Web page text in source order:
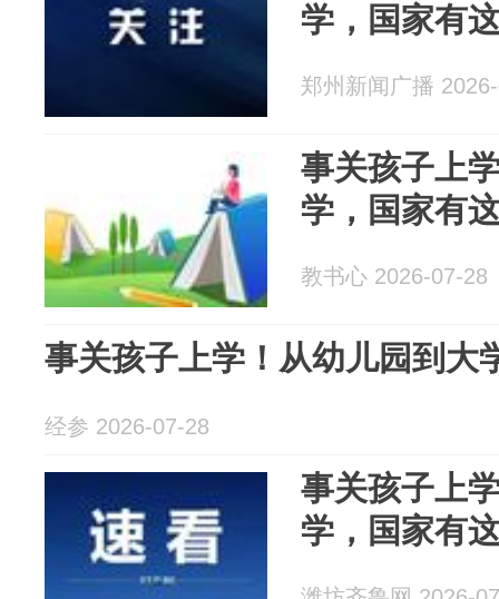
学，国家有
郑州新闻广播
事关孩子上
学，国家有
教书心 2026-07-28
事关孩子上学！从幼儿园到大
经参 2026-07-28
事关孩子上
学，国家有